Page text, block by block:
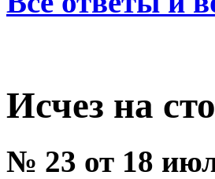
Исчез на
№ 23 от 18